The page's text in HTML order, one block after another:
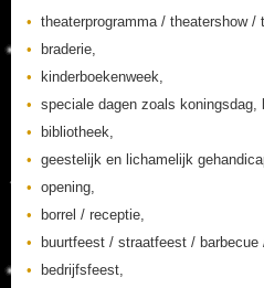
theaterprogramma / theatershow /
braderie,
kinderboekenweek,
speciale dagen zoals koningsdag,
bibliotheek,
geestelijk en lichamelijk
opening,
borrel / receptie,
buurtfeest / straatfeest / barbecue
bedrijfsfeest,